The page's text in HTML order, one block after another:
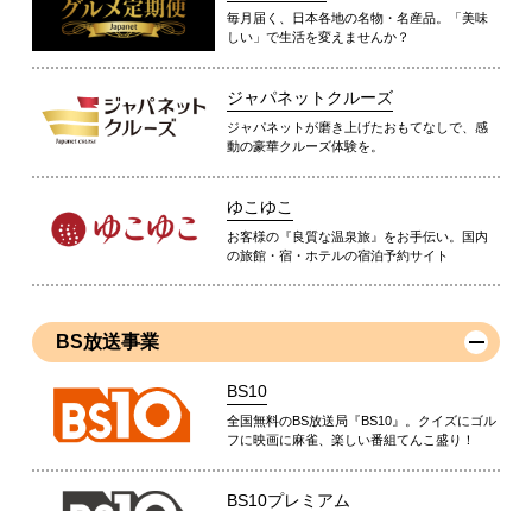
毎月届く、日本各地の名物・名産品。「美味
しい」で生活を変えませんか？
ジャパネットクルーズ
ジャパネットが磨き上げたおもてなしで、感
動の豪華クルーズ体験を。
ゆこゆこ
お客様の『良質な温泉旅』をお手伝い。国内
の旅館・宿・ホテルの宿泊予約サイト
BS放送事業
BS10
全国無料のBS放送局『BS10』。クイズにゴル
フに映画に麻雀、楽しい番組てんこ盛り！
BS10プレミアム